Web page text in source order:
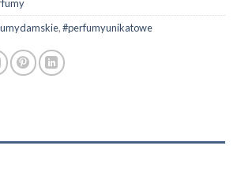
,#perfumyunikatowe